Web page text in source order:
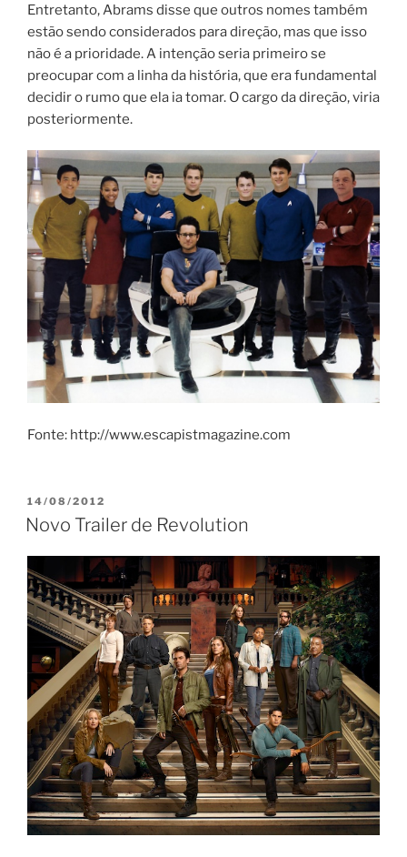
Entretanto, Abrams disse que outros nomes também
estão sendo considerados para direção, mas que isso
não é a prioridade. A intenção seria primeiro se
preocupar com a linha da história, que era fundamental
decidir o rumo que ela ia tomar. O cargo da direção, viria
posteriormente.
Fonte: http://www.escapistmagazine.com
PUBLICADO
EM
14/08/2012
Novo Trailer de Revolution